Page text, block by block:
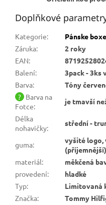
Doplňkové
Kategorie:
Pánske
Záruka:
2 roky
EAN:
Balení:
3pack - 3ks
Barva:
Tóny
? Barva na
Fotce:
je tmavší
Délka
nohavičky:
střední -
guma:
vyšité logo,
materiál:
měkčená
provedení:
hladké
Typ:
Limitovaná
Značka:
Tommy